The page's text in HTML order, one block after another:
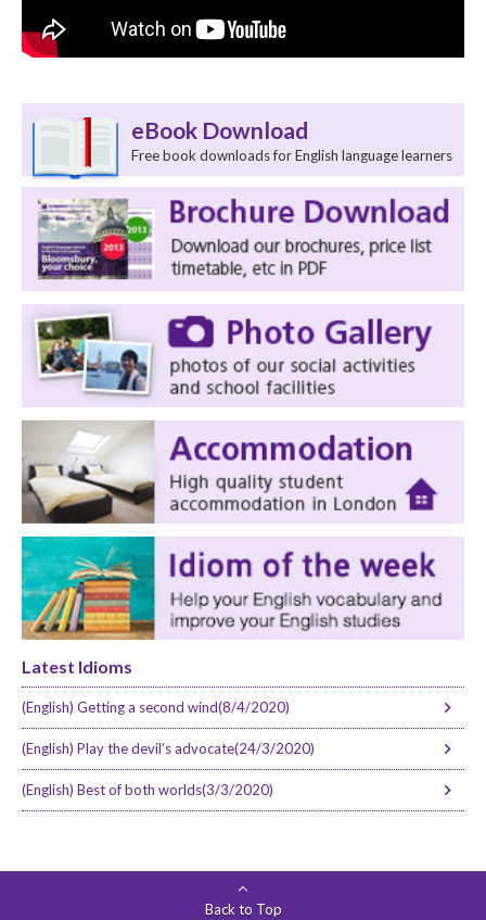
eBook Download
Free book downloads for English language learners
Latest Idioms
(English) Getting a second wind(8/4/2020)
(English) Play the devil’s advocate(24/3/2020)
(English) Best of both worlds(3/3/2020)
Back to Top